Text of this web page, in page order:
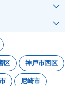
区 神戸市西区
尼崎市